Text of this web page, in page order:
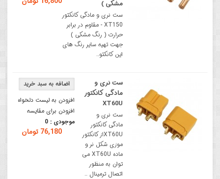
مشکی )
ست نری و مادگی کانکتور
XT150 - مقاوم در برابر
حرارت ( رنگ مشکی )
جهت تهیه سایر رنگ های
این کانکتو..
افزودن به لیست دلخواه
افزودن برای مقایسه
موجودی : 0
76,180 تومان
ست نری و
مادگی کانکتور
XT60U
ست نری و
مادگی کانکتور
XT60Uاز کانکتور
موزی شکل نر و
ماده XT60U می
توان به منظور
اتصال ترمینال ..